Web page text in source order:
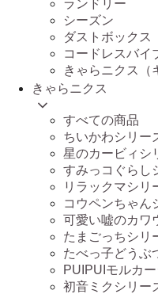
ランドリー
シーズン
ダストボックス
コードレスバイ
きゃらニクス（
きゃらニクス
すべての商品
ちいかわシリー
星のカービィシ
すみっコぐらし
リラックマシリ
コウペンちゃん
可愛い嘘のカワ
たまごっちシリ
たべっ子どうぶ
PUIPUIモルカ
初音ミクシリー